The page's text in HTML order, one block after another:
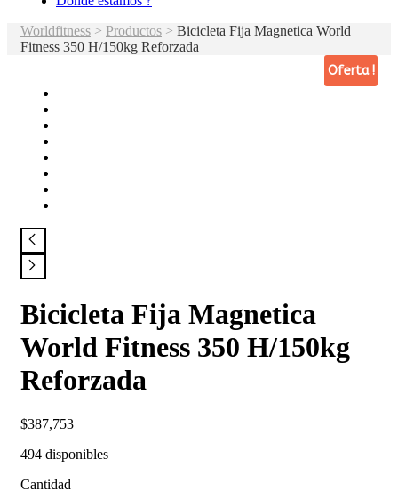
Worldfitness > Productos > Bicicleta Fija Magnetica World
Fitness 350 H/150kg Reforzada
Oferta !
Bicicleta Fija Magnetica
World Fitness 350 H/150kg
Reforzada
$387,753
494 disponibles
Cantidad